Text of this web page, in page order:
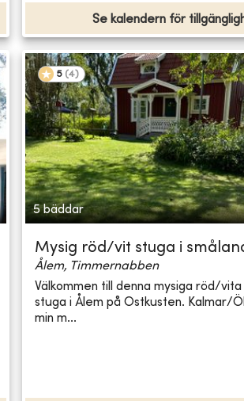
Se kalendern för
5 (4)
5 bäddar
Mysig röd/vit stuga i
Ålem, Timmernabben
Välkommen till denna mysiga röd/vita
stuga i Ålem på Ostkusten. Kalmar/
min m...